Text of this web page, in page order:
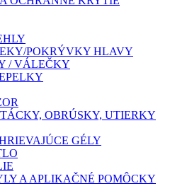
POKRÝVKY HLAVY
/ VÁLEČKY
OBRÚSKY, UTIERKY
GÉLY
A APLIKAČNÉ POMÔCKY